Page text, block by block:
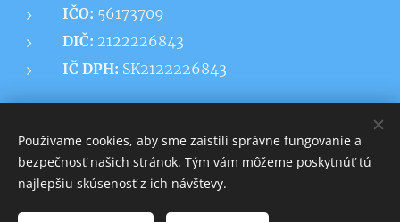
IČO: 56173709
DIČ: 2122226843
IČ DPH: SK2122226843
ProKovo s.r.o.
Používame cookies, aby sme zaistili správne fungovanie a
bezpečnosť našich stránok. Tým vám môžeme poskytnúť tú
najlepšiu skúsenosť z ich návštevy.